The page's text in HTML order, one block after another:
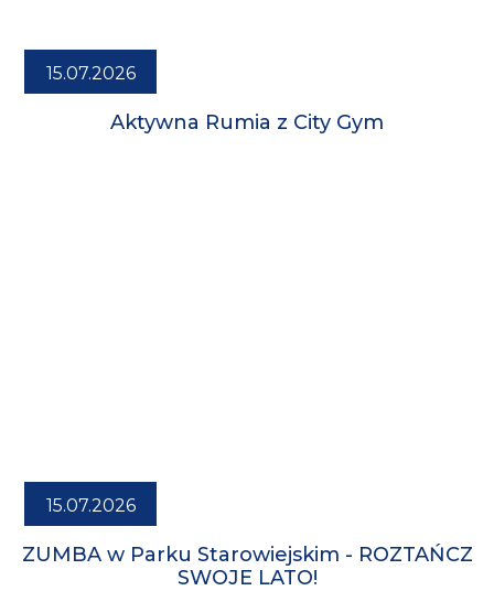
15.07.2026
Aktywna Rumia z City Gym
15.07.2026
ZUMBA w Parku Starowiejskim - ROZTAŃCZ
SWOJE LATO!